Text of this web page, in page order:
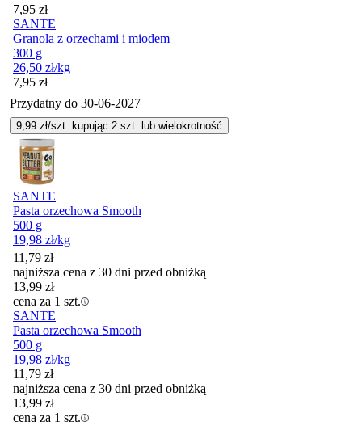
Cena
7,95 zł
SANTE
Granola z orzechami i miodem
300 g
26,50 zł/kg
Cena
7,95 zł
Przydatny do 30-06-2027
9,99 zł/szt. kupując 2 szt. lub wielokrotność
SANTE
Pasta orzechowa Smooth
500 g
19,98 zł/kg
11,79 zł
najniższa cena z 30 dni przed obniżką
13,99 zł
cena za 1 szt.
SANTE
Pasta orzechowa Smooth
500 g
19,98 zł/kg
11,79 zł
najniższa cena z 30 dni przed obniżką
13,99 zł
cena za 1 szt.